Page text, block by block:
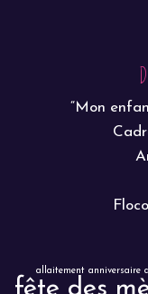
“Mon
allaitement anniversaire